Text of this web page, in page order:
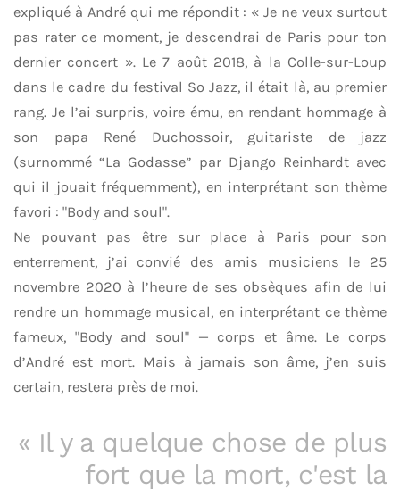
expliqué à André qui me répondit : « Je ne veux surtout
pas rater ce moment, je descendrai de Paris pour ton
dernier concert ». Le 7 août 2018, à la Colle-sur-Loup
dans le cadre du festival So Jazz, il était là, au premier
rang. Je l’ai surpris, voire ému, en rendant hommage à
son papa René Duchossoir, guitariste de jazz
(surnommé “La Godasse” par Django Reinhardt avec
qui il jouait fréquemment), en interprétant son thème
favori : "Body and soul".
Ne pouvant pas être sur place à Paris pour son
enterrement, j’ai convié des amis musiciens le 25
novembre 2020 à l’heure de ses obsèques afin de lui
rendre un hommage musical, en interprétant ce thème
fameux, "Body and soul" — corps et âme. Le corps
d’André est mort. Mais à jamais son âme, j’en suis
certain, restera près de moi.
« Il y a quelque chose de plus
fort que la mort, c'est la